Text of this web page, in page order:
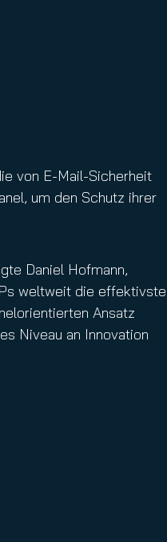
von E-Mail-Sicherheit
um den Schutz ihrer
Daniel Hofmann,
weltweit die effektivste
Ansatz
Niveau an Innovation